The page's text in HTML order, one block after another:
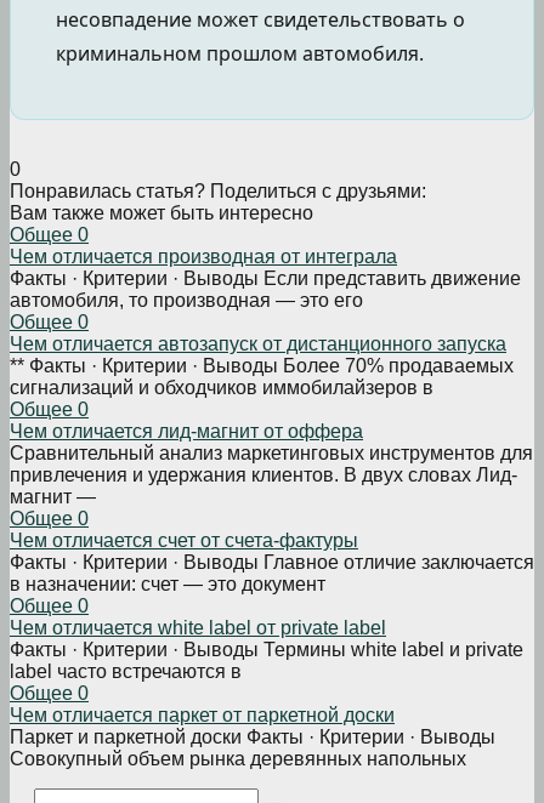
несовпадение может свидетельствовать о
криминальном прошлом автомобиля.
0
Понравилась статья? Поделиться с друзьями:
Вам также может быть интересно
Общее 0
Чем отличается производная от интеграла
Факты · Критерии · Выводы Если представить движение
автомобиля, то производная — это его
Общее 0
Чем отличается автозапуск от дистанционного запуска
** Факты · Критерии · Выводы Более 70% продаваемых
сигнализаций и обходчиков иммобилайзеров в
Общее 0
Чем отличается лид-магнит от оффера
Сравнительный анализ маркетинговых инструментов для
привлечения и удержания клиентов. В двух словах Лид-
магнит —
Общее 0
Чем отличается счет от счета-фактуры
Факты · Критерии · Выводы Главное отличие заключается
в назначении: счет — это документ
Общее 0
Чем отличается white label от private label
Факты · Критерии · Выводы Термины white label и private
label часто встречаются в
Общее 0
Чем отличается паркет от паркетной доски
Паркет и паркетной доски Факты · Критерии · Выводы
Совокупный объем рынка деревянных напольных